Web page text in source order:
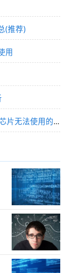
(推荐)
用
java反编译工具jd-gui-osx for mac M1芯片无法使用的问题及解决